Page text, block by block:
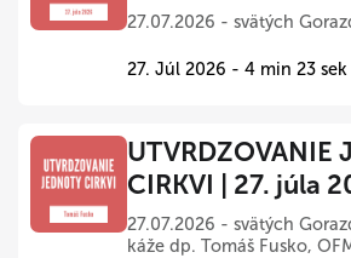
27.07.2026 - svätých
27. Júl 2026 - 4 min 23 sek
UTVRDZOVANIE
CIRKVI | 27. júla
27.07.2026 - svätých
káže dp. Tomáš Fusko,